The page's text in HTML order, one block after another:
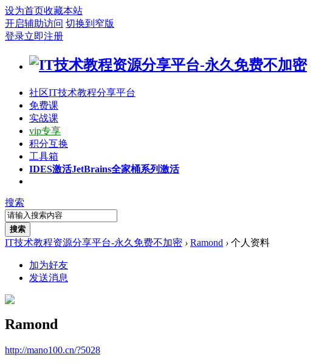
设为首页收藏本站
开启辅助访问 切换到窄版
登录立即注册
社区IT技术教程分享平台
免费课
实战课
vip专享
积分互换
工具箱
IDES激活JetBrains全家桶系列激活
搜索
搜索
IT技术教程资源分享平台-永久免费不加密 › Ramond › 个人资料
加为好友
发送消息
Ramond
http://mano100.cn/?5028